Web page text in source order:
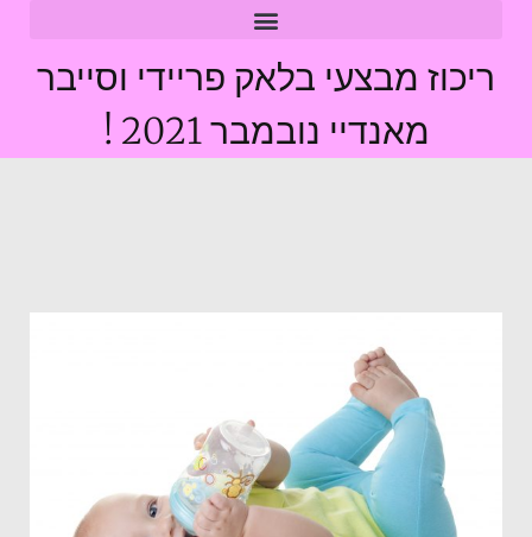
ריכוז מבצעי בלאק פריידי וסייבר
מאנדיי נובמבר 2021 !